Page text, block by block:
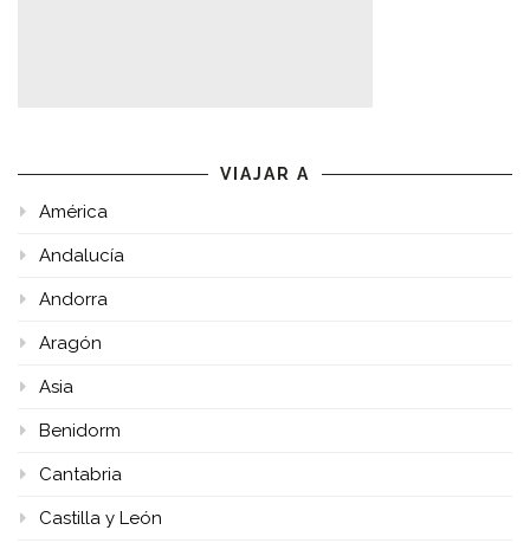
VIAJAR A
América
Andalucía
Andorra
Aragón
Asia
Benidorm
Cantabria
Castilla y León